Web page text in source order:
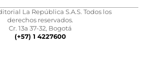
La República S.A.S. Todos los
derechos reservados.
Cr. 13a 37-32, Bogotá
(+57) 1 4227600